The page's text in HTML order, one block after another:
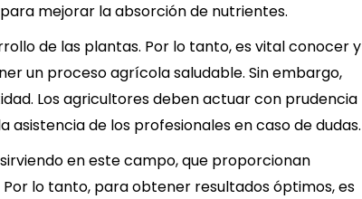
mejorar la absorción de nutrientes.
de las plantas. Por lo tanto, es vital conocer y
un proceso agrícola saludable. Sin embargo,
Los agricultores deben actuar con prudencia
de los profesionales en caso de dudas.
en este campo, que proporcionan
lo tanto, para obtener resultados óptimos, es